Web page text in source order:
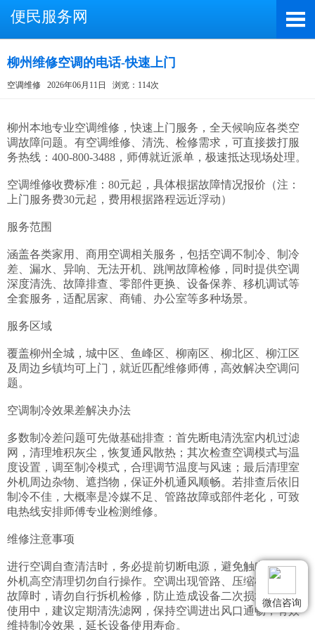
便民服务网
柳州维修空调的电话-快速上门
空调维修 2026年06月11日 浏览：114次
柳州本地专业空调维修，快速上门服务，全天候响应各类空
调故障问题。有空调维修、清洗、检修需求，可直接拨打服
务热线：400-800-3488，师傅就近派单，极速抵达现场处理。
空调维修收费标准：80元起，具体根据故障情况报价（注：
上门服务费30元起，费用根据路程远近浮动）
服务范围
涵盖各类家用、商用空调相关服务，包括空调不制冷、制冷
差、漏水、异响、无法开机、跳闸故障检修，同时提供空调
深度清洗、故障排查、零部件更换、设备保养、移机调试等
全套服务，适配居家、商铺、办公室等多种场景。
服务区域
覆盖柳州全城，城中区、鱼峰区、柳南区、柳北区、柳江区
及周边乡镇均可上门，就近匹配维修师傅，高效解决空调问
题。
空调制冷效果差解决办法
多数制冷差问题可先做基础排查：首先断电清洗室内机过滤
网，清理堆积灰尘，恢复通风散热；其次检查空调模式与温
度设置，调至制冷模式，合理调节温度与风速；最后清理室
外机周边杂物、遮挡物，保证外机通风顺畅。若排查后依旧
制冷不佳，大概率是冷媒不足、管路故障或部件老化，可致
电热线安排师傅专业检测维修。
维修注意事项
进行空调自查清洁时，务必提前切断电源，避免触电风险，
外机高空清理切勿自行操作。空调出现管路、压缩机、电路
故障时，请勿自行拆机检修，防止造成设备二次损坏。日常
使用中，建议定期清洗滤网，保持空调进出风口通畅，有效
维持制冷效果，延长设备使用寿命。
微信咨询
微信号：A4000066885
（长按复制微信号，添加好友）
打开微信